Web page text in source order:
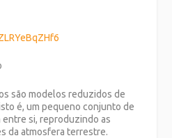
são modelos reduzidos de
é, um pequeno conjunto de
si, reproduzindo as
da atmosfera terrestre.